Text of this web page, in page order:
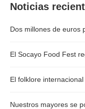
Noticias
Dos millones de euros
El Socayo Food Fest
El folklore
Nuestros mayores se